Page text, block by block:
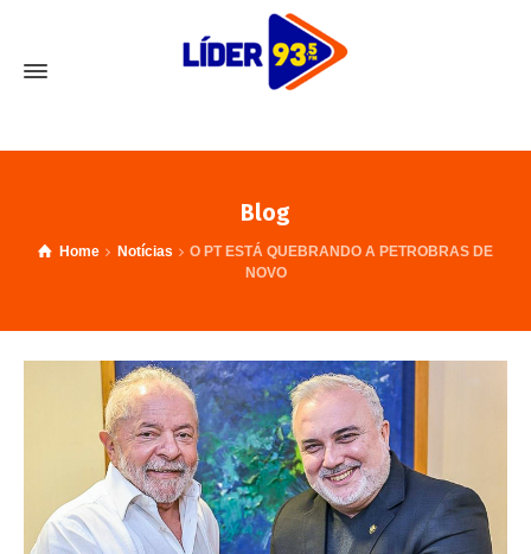
Blog
Home Notícias
O PT ESTÁ QUEBRANDO A PETROBRAS DE
NOVO